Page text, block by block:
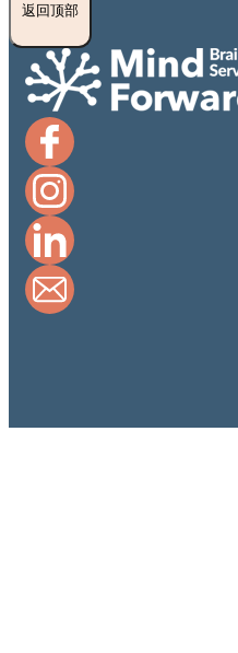
返回顶部